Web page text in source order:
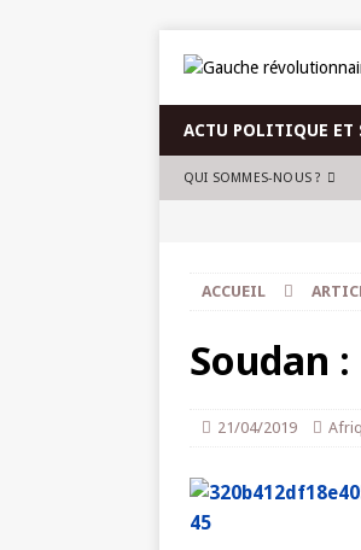
ACTU POLITIQUE ET
QUI SOMMES-NOUS ?
ACCUEIL
Soudan
21/04/2019